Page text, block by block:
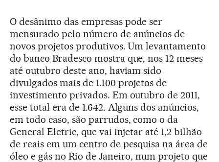
O desânimo das empresas pode ser
mensurado pelo número de anúncios de
novos projetos produtivos. Um levantamento
do banco Bradesco mostra que, nos 12 meses
até outubro deste ano, haviam sido
divulgados mais de 1.100 projetos de
investimento privados. Em outubro de 2011,
esse total era de 1.642. Alguns dos anúncios,
em todo caso, são parrudos, como o da
General Eletric, que vai injetar até 1,2 bilhão
de reais em um centro de pesquisa na área de
óleo e gás no Rio de Janeiro, num projeto que